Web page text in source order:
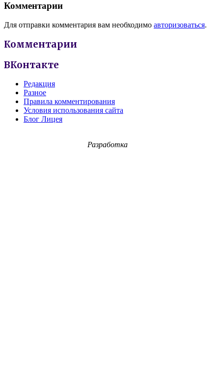
Комментарии
Для отправки комментария вам необходимо авторизоваться.
Комментарии
ВКонтакте
Редакция
Разное
Правила комментирования
Условия использования сайта
Блог Лицея
Разработка